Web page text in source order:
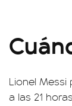
Lionel
a las 21